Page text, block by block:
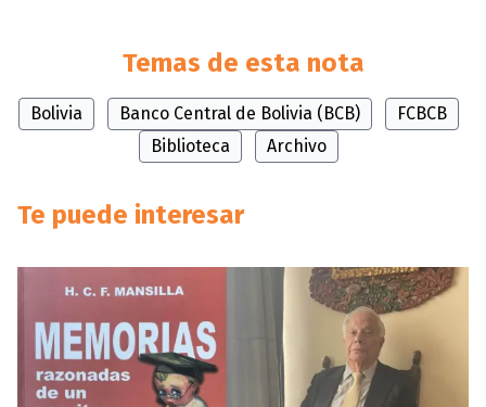
Temas de esta nota
Bolivia Banco Central de Bolivia (BCB)
FCBCB
Biblioteca
Archivo
Te puede interesar